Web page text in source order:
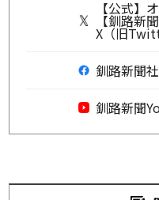
【公式】
【釧路新
X（旧
釧路新聞
釧路新聞